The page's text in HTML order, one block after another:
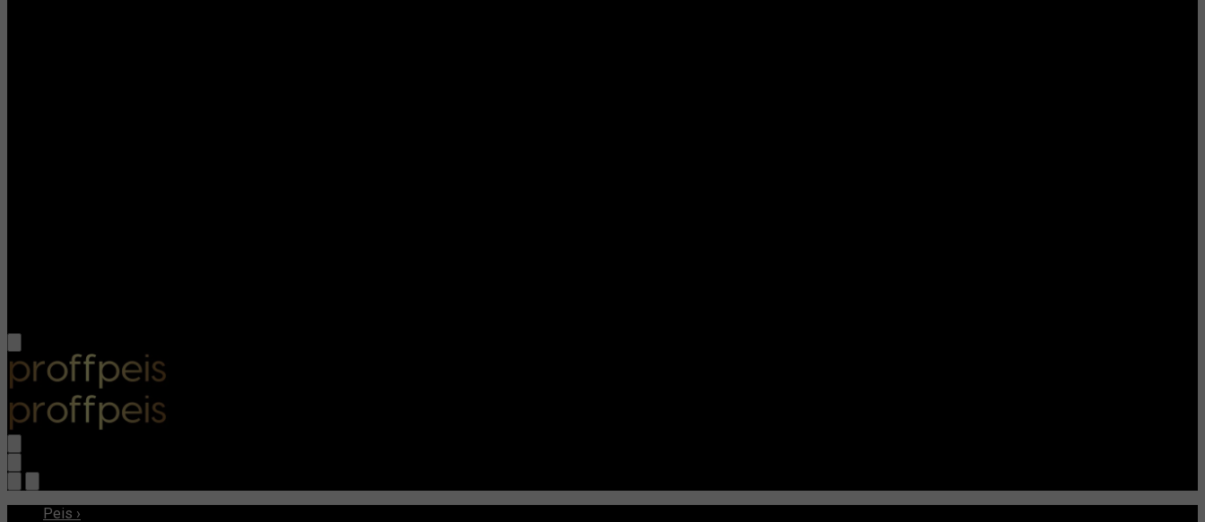
Peis ›